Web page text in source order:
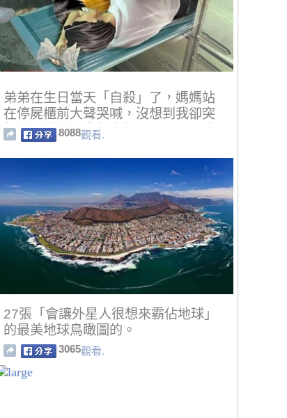
弟弟在生日當天「自殺」了，媽媽站
在停屍櫃前大聲哭喊，沒想到我卻突
然發現弟弟死去的真相．．．瞬間我
毛骨悚然，完全不敢直視身！
8088觀看.
27張「會讓外星人很想來霸佔地球」
的最美地球鳥瞰圖的。
3065觀看.